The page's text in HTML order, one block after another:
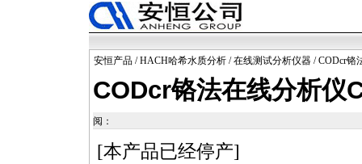
安恒产品 /HACH哈希水质分析 /在线测试分析仪器 / CODcr铬
CODcr铬法在线分析仪
阅：
[本产品已经停产]